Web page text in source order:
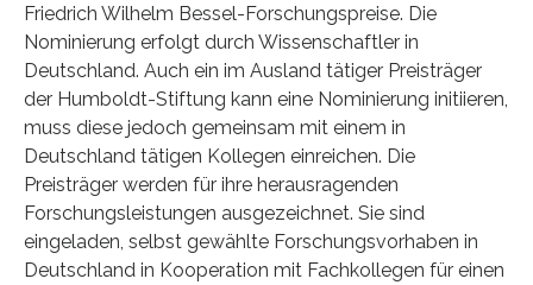
Friedrich Wilhelm Bessel-Forschungspreise. Die
Nominierung erfolgt durch Wissenschaftler in
Deutschland. Auch ein im Ausland tätiger Preisträger
der Humboldt-Stiftung kann eine Nominierung initiieren,
muss diese jedoch gemeinsam mit einem in
Deutschland tätigen Kollegen einreichen. Die
Preisträger werden für ihre herausragenden
Forschungsleistungen ausgezeichnet. Sie sind
eingeladen, selbst gewählte Forschungsvorhaben in
Deutschland in Kooperation mit Fachkollegen für einen